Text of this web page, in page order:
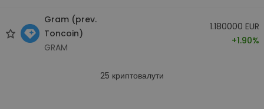
Gram (prev.
Toncoin)
GRAM
1.180000 EUR
+1.90%
25 криптовалути